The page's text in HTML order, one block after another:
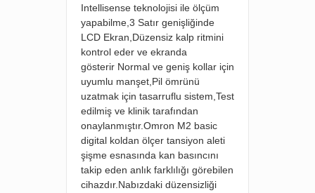
Intellisense teknolojisi ile ölçüm
yapabilme, 3 Satır genişliğinde
LCD Ekran, Düzensiz kalp ritmini
kontrol eder ve ekranda
gösterir Normal ve geniş kollar için
uyumlu manşet, Pil ömrünü
uzatmak için tasarruflu sistem, Test
edilmiş ve klinik tarafından
onaylanmıştır.Omron M2 basic
digital koldan ölçer tansiyon aleti
şişme esnasında kan basıncını
takip eden anlık farklılığı görebilen
cihazdır.Nabızdaki düzensizliği